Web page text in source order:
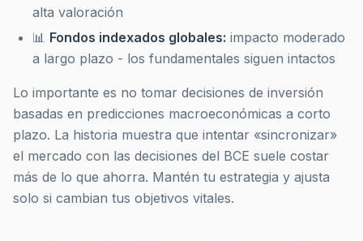
alta valoración
📊 Fondos indexados globales: impacto moderado
a largo plazo - los fundamentales siguen intactos
Lo importante es no tomar decisiones de inversión
basadas en predicciones macroeconómicas a corto
plazo. La historia muestra que intentar «sincronizar»
el mercado con las decisiones del BCE suele costar
más de lo que ahorra. Mantén tu estrategia y ajusta
solo si cambian tus objetivos vitales.